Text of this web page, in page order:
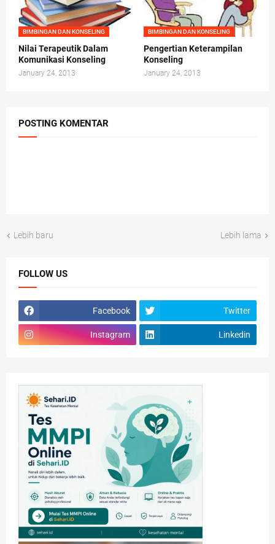
BIMBINGAN DAN KONSELING
Nilai Terapeutik Dalam
Komunikasi Konseling
January 24, 2013
BIMBINGAN DAN KONSELING
Pengertian Keterampilan
Konseling
January 24, 2013
POSTING KOMENTAR
Lebih baru Lebih lama
FOLLOW US
Facebook Twitter
Instagram Linkedin